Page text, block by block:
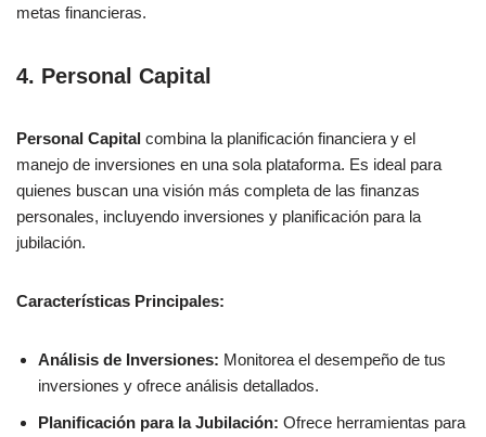
metas financieras.
4. Personal Capital
Personal Capital combina la planificación financiera y el
manejo de inversiones en una sola plataforma. Es ideal para
quienes buscan una visión más completa de las finanzas
personales, incluyendo inversiones y planificación para la
jubilación.
Características Principales:
Análisis de Inversiones: Monitorea el desempeño de tus
inversiones y ofrece análisis detallados.
Planificación para la Jubilación: Ofrece herramientas para